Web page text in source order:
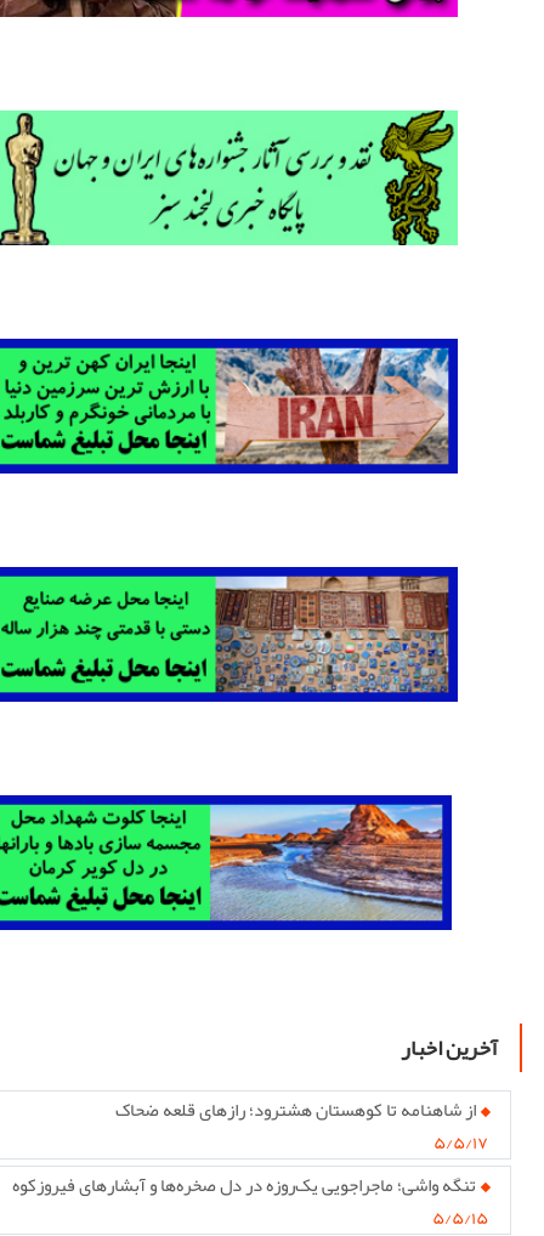
آخرین اخبار
از شاهنامه تا کوهستان هشترود؛ رازهای قلعه ضحاک
۵/۵/۱۷
تنگه واشی؛ ماجراجویی یک‌روزه در دل صخره‌ها و آبشارهای فیروزکوه
۵/۵/۱۵